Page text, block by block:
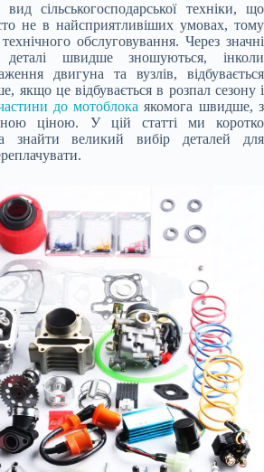
сільськогосподарської техніки, що
не в найсприятливіших умовах, тому
обслуговування. Через значні
деталі швидше зношуються, інколи
двигуна та вузлів, відбувається
якщо це відбувається в розпал сезону і
до мотоблока якомога швидше, з
ціною. У цій статті ми коротко
знайти великий вибір деталей для